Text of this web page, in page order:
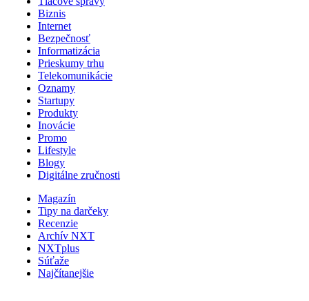
Biznis
Internet
Bezpečnosť
Informatizácia
Prieskumy trhu
Telekomunikácie
Oznamy
Startupy
Produkty
Inovácie
Promo
Lifestyle
Blogy
Digitálne zručnosti
Magazín
Tipy na darčeky
Recenzie
Archív NXT
NXTplus
Súťaže
Najčítanejšie